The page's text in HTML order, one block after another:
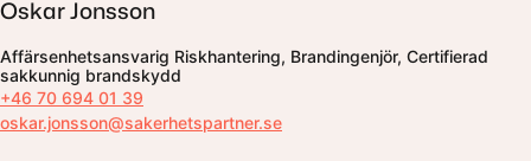
Oskar Jonsson
Affärsenhetsansvarig Riskhantering, Brandingenjör, Certifierad
sakkunnig brandskydd
+46 70 694 01 39
oskar.jonsson@sakerhetspartner.se